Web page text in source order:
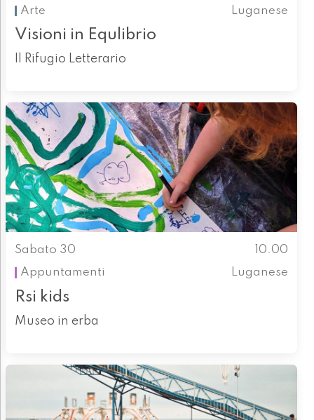
Arte
Luganese
Visioni in Equlibrio
Il Rifugio Letterario
Sabato 30
10.00
Appuntamenti
Luganese
Rsi kids
Museo in erba